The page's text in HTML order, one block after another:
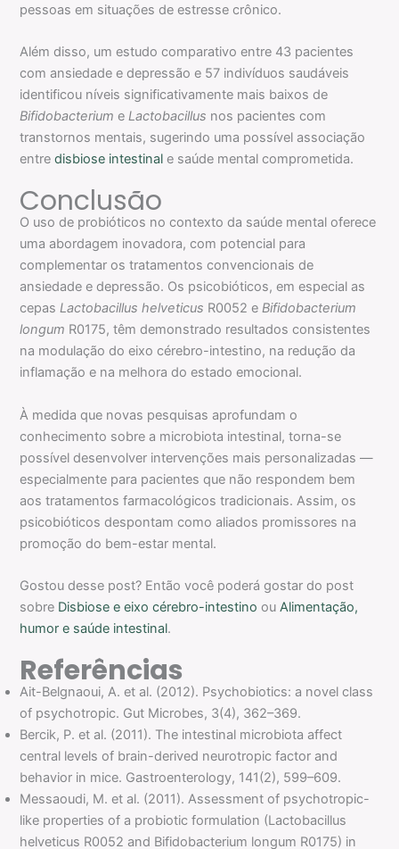
pessoas em situações de estresse crônico.
Além disso, um estudo comparativo entre 43 pacientes
com ansiedade e depressão e 57 indivíduos saudáveis
identificou níveis significativamente mais baixos de
Bifidobacterium eLactobacillus nos pacientes com
transtornos mentais, sugerindo uma possível associação
entredisbiose intestinale saúde mental comprometida.
Conclusão
O uso de probióticos no contexto da saúde mental oferece
uma abordagem inovadora, com potencial para
complementar os tratamentos convencionais de
ansiedade e depressão. Os psicobióticos, em especial as
cepasLactobacillus helveticus R0052 eBifidobacterium
longum R0175, têm demonstrado resultados consistentes
na modulação do eixo cérebro-intestino, na redução da
inflamação e na melhora do estado emocional.
À medida que novas pesquisas aprofundam o
conhecimento sobre a microbiota intestinal, torna-se
possível desenvolver intervenções mais personalizadas —
especialmente para pacientes que não respondem bem
aos tratamentos farmacológicos tradicionais. Assim, os
psicobióticos despontam como aliados promissores na
promoção do bem-estar mental.
Gostou desse post? Então você poderá gostar do post
sobre Disbiose e eixo cérebro-intestinoouAlimentação,
humor e saúde intestinal.
Referências
Ait-Belgnaoui, A. et al. (2012). Psychobiotics: a novel class
of psychotropic. Gut Microbes, 3(4), 362–369.
Bercik, P. et al. (2011). The intestinal microbiota affect
central levels of brain-derived neurotropic factor and
behavior in mice. Gastroenterology, 141(2), 599–609.
Messaoudi, M. et al. (2011). Assessment of psychotropic-
like properties of a probiotic formulation (Lactobacillus
helveticus R0052 and Bifidobacterium longum R0175) in